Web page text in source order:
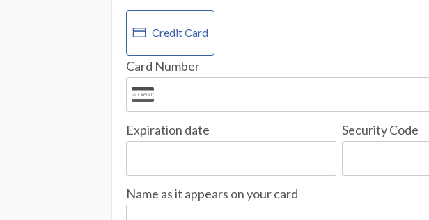
Credit Card
Card Number
Expiration date Security Code
Name as it appears on your card